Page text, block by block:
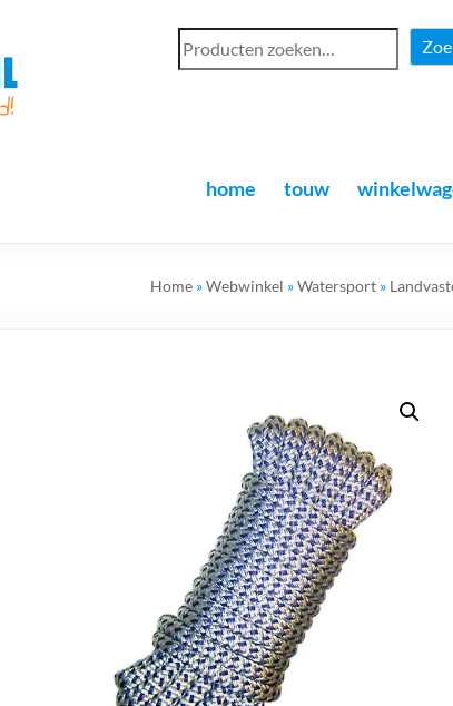
home touw
Home »Webwinkel »Watersport »